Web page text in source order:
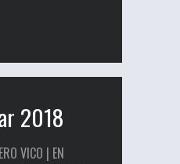
2018
VICO | EN